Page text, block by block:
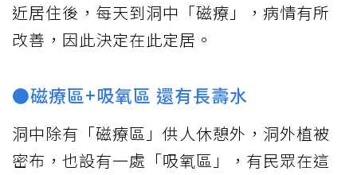
近居住後，每天到洞中「磁療」，病情有所
改善，因此決定在此定居。
●磁療區+吸氧區 還有長壽水
洞中除有「磁療區」供人休憩外，洞外植被
密布，也設有一處「吸氧區」，有民眾在這